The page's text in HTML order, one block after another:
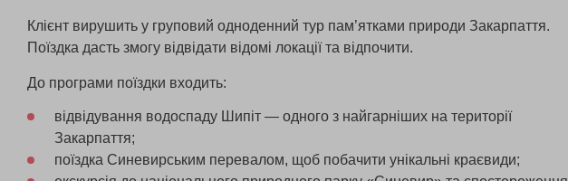
Клієнт вирушить у груповий одноденний тур пам’ятками природи Закарпаття.
Поїздка дасть змогу відвідати відомі локації та відпочити.
До програми поїздки входить:
відвідування водоспаду Шипіт — одного з найгарніших на території
Закарпаття;
поїздка Синевирським перевалом, щоб побачити унікальні краєвиди;